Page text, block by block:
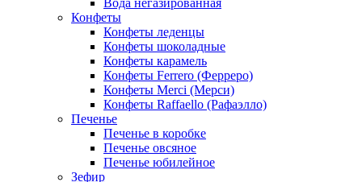
Вода негазированная
Конфеты
Конфеты леденцы
Конфеты шоколадные
Конфеты карамель
Конфеты Ferrero (Ферреро)
Конфеты Merci (Мерси)
Конфеты Raffaello (Рафаэлло)
Печенье
Печенье в коробке
Печенье овсяное
Печенье юбилейное
Зефир